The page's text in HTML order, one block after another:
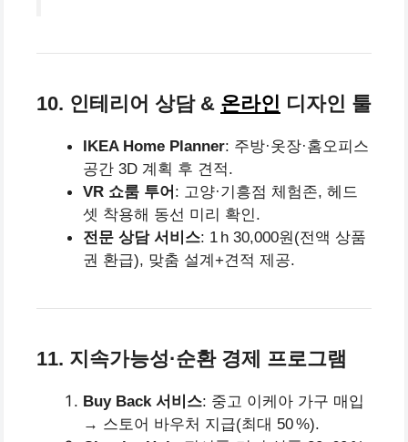
10. 인테리어 상담 & 온라인 디자인 툴
IKEA Home Planner: 주방·옷장·홈오피스
공간 3D 계획 후 견적.
VR 쇼룸 투어 : 고양·기흥점 체험존, 헤드
셋 착용해 동선 미리 확인.
전문 상담 서비스: 1 h 30,000원(전액 상품
권 환급), 맞춤 설계+견적 제공.
11. 지속가능성·순환 경제 프로그램
Buy Back 서비스: 중고 이케아 가구 매입
→ 스토어 바우처 지급(최대 50 %).